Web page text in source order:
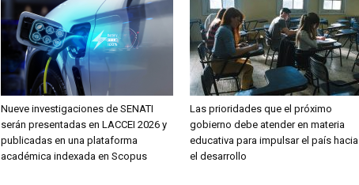
Nueve investigaciones de SENATI
serán presentadas en LACCEI 2026 y
publicadas en una plataforma
académica indexada en Scopus
Las prioridades que el próximo
gobierno debe atender en materia
educativa para impulsar el país hacia
el desarrollo